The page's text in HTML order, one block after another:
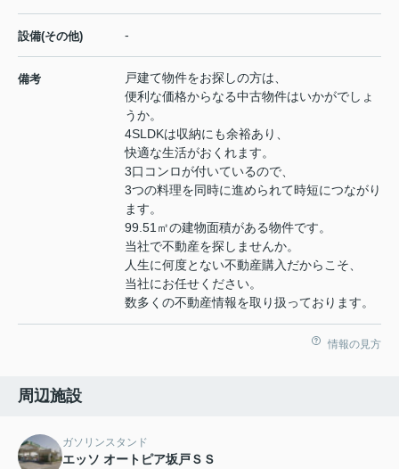
設備(その他) -
備考
戸建て物件をお探しの方は、
便利な価格からなる中古物件はいかがでしょ
うか。
4SLDKは収納にも余裕あり、
快適な生活がおくれます。
3口コンロが付いているので、
3つの料理を同時に進められて時短につながり
ます。
99.51㎡の建物面積がある物件です。
当社で不動産を探しませんか。
人生に何度とない不動産購入だからこそ、
当社にお任せください。
数多くの不動産情報を取り扱っております。
情報の見方
周辺施設
ガソリンスタンド
エッソ オートピア坂戸ＳＳ